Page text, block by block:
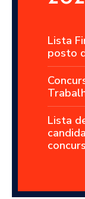
Lista
posto
Lista